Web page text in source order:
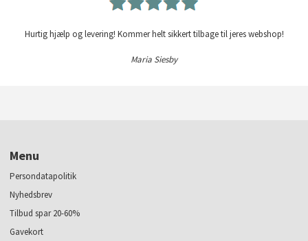
Hurtig hjælp og levering! Kommer helt sikkert tilbage til jeres webshop!
Maria Siesby
Menu
Persondatapolitik
Nyhedsbrev
Tilbud spar 20-60%
Gavekort